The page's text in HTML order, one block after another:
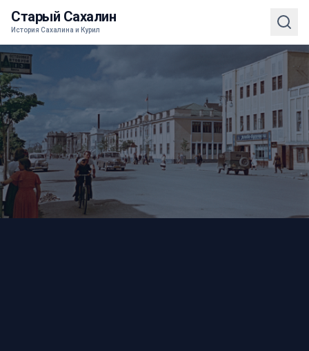
Старый Сахалин
История Сахалина и Курил